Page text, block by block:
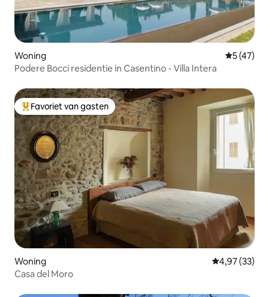
Woning
5 (47)
Podere Bocci residentie in Casentino - Villa Intera
Topfavoriet van gasten
Favoriet van gasten
Woning Gemiddelde
4,97 (33)
Casa del Moro